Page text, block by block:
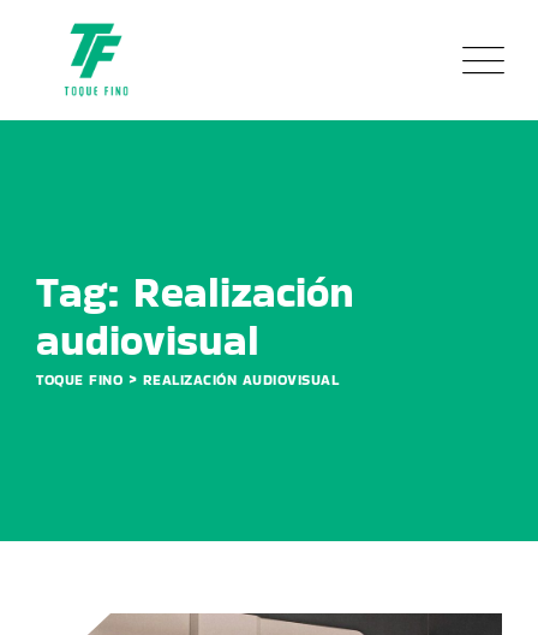
Tag: Realización
audiovisual
TOQUE FINO > REALIZACIÓN AUDIOVISUAL